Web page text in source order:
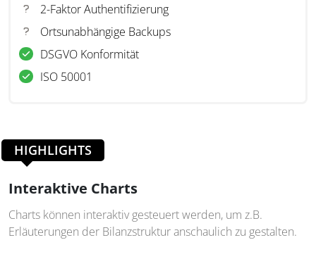
2-Faktor Authentifizierung
Ortsunabhängige Backups
DSGVO Konformität
ISO 50001
HIGHLIGHTS
Interaktive Charts
Charts können interaktiv gesteuert werden, um z.B.
Erläuterungen der Bilanzstruktur anschaulich zu gestalten.